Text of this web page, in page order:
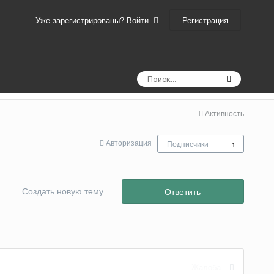
Уже зарегистрированы? Войти Регистрация
Активность
Авторизация Подписчики 1
Ответить
Создать новую тему